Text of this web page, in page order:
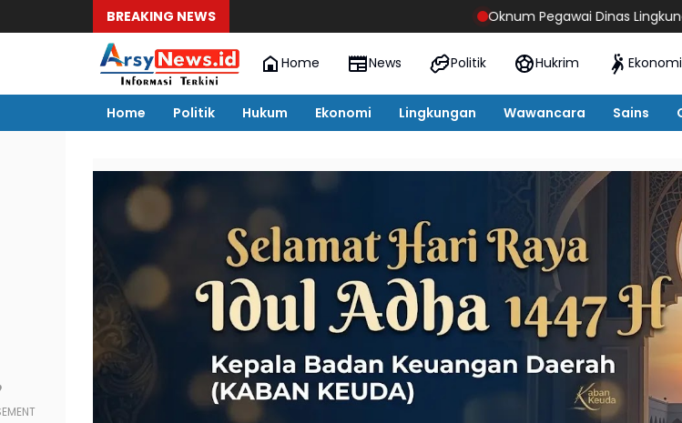
BREAKING NEWS Oknum Pegawai Dinas Lingkungan Hidup Tebo
Home News Politik Hukrim Ekonomi
Home Politik Hukum Ekonomi Lingkungan Wawancara Sains